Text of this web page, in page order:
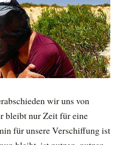
wir uns von
bleibt nur Zeit für eine
für unsere Verschiffung ist